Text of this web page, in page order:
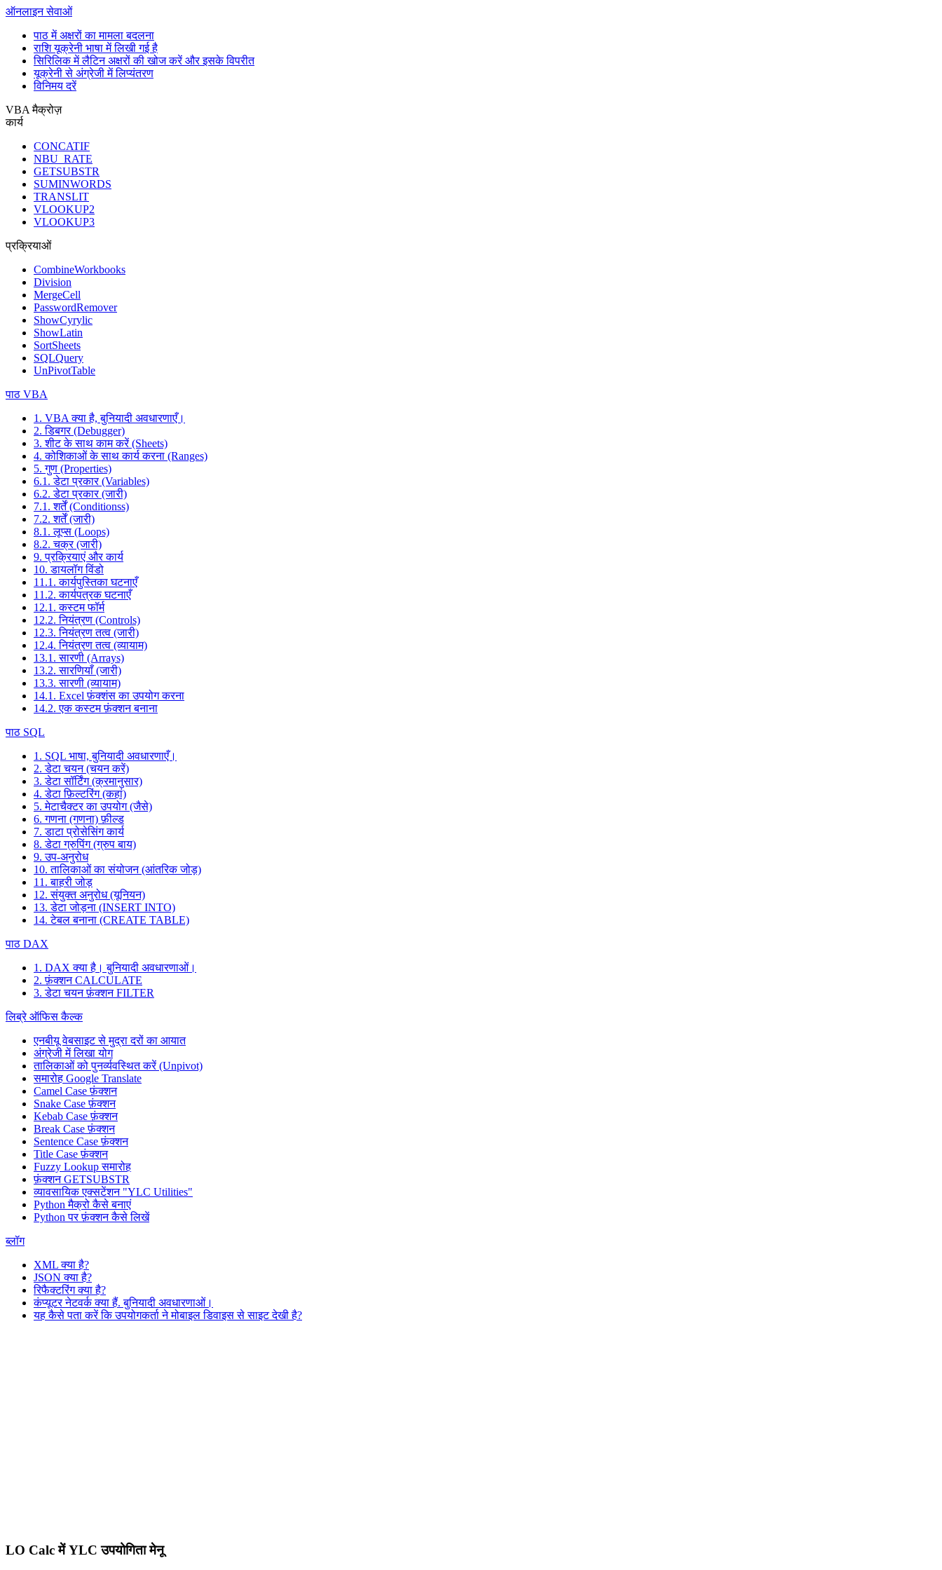
ऑनलाइन सेवाओं
पाठ में अक्षरों का मामला बदलना
राशि यूक्रेनी भाषा में लिखी गई है
सिरिलिक में लैटिन अक्षरों की खोज करें और इसके विपरीत
यूक्रेनी से अंग्रेजी में लिप्यंतरण
विनिमय दरें
VBA मैक्रोज़
कार्य
CONCATIF
NBU_RATE
GETSUBSTR
SUMINWORDS
TRANSLIT
VLOOKUP2
VLOOKUP3
प्रक्रियाओं
CombineWorkbooks
Division
MergeCell
PasswordRemover
ShowCyrylic
ShowLatin
SortSheets
SQLQuery
UnPivotTable
पाठ VBA
1. VBA क्या है, बुनियादी अवधारणाएँ।
2. डिबगर (Debugger)
3. शीट के साथ काम करें (Sheets)
4. कोशिकाओं के साथ कार्य करना (Ranges)
5. गुण (Properties)
6.1. डेटा प्रकार (Variables)
6.2. डेटा प्रकार (जारी)
7.1. शर्तें (Conditionss)
7.2. शर्तें (जारी)
8.1. लूप्स (Loops)
8.2. चक्र (जारी)
9. प्रक्रियाएं और कार्य
10. डायलॉग विंडो
11.1. कार्यपुस्तिका घटनाएँ
11.2. कार्यपत्रक घटनाएँ
12.1. कस्टम फॉर्म
12.2. नियंत्रण (Controls)
12.3. नियंत्रण तत्व (जारी)
12.4. नियंत्रण तत्व (व्यायाम)
13.1. सारणी (Arrays)
13.2. सारणियाँ (जारी)
13.3. सारणी (व्यायाम)
14.1. Excel फ़ंक्शंस का उपयोग करना
14.2. एक कस्टम फ़ंक्शन बनाना
पाठ SQL
1. SQL भाषा, बुनियादी अवधारणाएँ।
2. डेटा चयन (चयन करें)
3. डेटा सॉर्टिंग (क्रमानुसार)
4. डेटा फ़िल्टरिंग (कहां)
5. मेटाचैक्टर का उपयोग (जैसे)
6. गणना (गणना) फ़ील्ड
7. डाटा प्रोसेसिंग कार्य
8. डेटा ग्रुपिंग (ग्रुप बाय)
9. उप-अनुरोध
10. तालिकाओं का संयोजन (आंतरिक जोड़)
11. बाहरी जोड़
12. संयुक्त अनुरोध (यूनियन)
13. डेटा जोड़ना (INSERT INTO)
14. टेबल बनाना (CREATE TABLE)
पाठ DAX
1. DAX क्या है। बुनियादी अवधारणाओं।
2. फ़ंक्शन CALCULATE
3. डेटा चयन फ़ंक्शन FILTER
लिब्रे ऑफिस कैल्क
एनबीयू वेबसाइट से मुद्रा दरों का आयात
अंग्रेजी में लिखा योग
तालिकाओं को पुनर्व्यवस्थित करें (Unpivot)
समारोह Google Translate
Camel Case फ़ंक्शन
Snake Case फ़ंक्शन
Kebab Case फ़ंक्शन
Break Case फ़ंक्शन
Sentence Case फ़ंक्शन
Title Case फ़ंक्शन
Fuzzy Lookupसमारोह
फ़ंक्शन GETSUBSTR
व्यावसायिक एक्सटेंशन "YLC Utilities"
Python मैक्रो कैसे बनाएं
Python पर फ़ंक्शन कैसे लिखें
ब्लॉग
XML क्या है?
JSON क्या है?
रिफैक्टरिंग क्या है?
कंप्यूटर नेटवर्क क्या हैं. बुनियादी अवधारणाओं।
यह कैसे पता करें कि उपयोगकर्ता ने मोबाइल डिवाइस से साइट देखी है?
LO Calc में YLC उपयोगिता मेनू